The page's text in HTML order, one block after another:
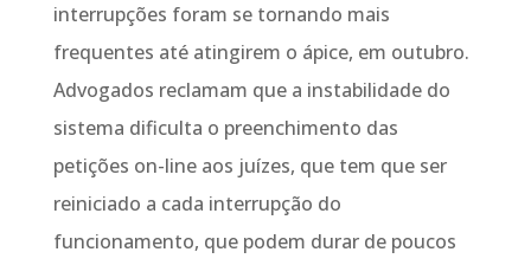
interrupções foram se tornando mais
frequentes até atingirem o ápice, em outubro.
Advogados reclamam que a instabilidade do
sistema dificulta o preenchimento das
petições on-line aos juízes, que tem que ser
reiniciado a cada interrupção do
funcionamento, que podem durar de poucos